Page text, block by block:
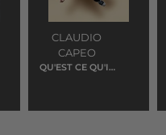
CLAUDIO
CAPEO
QU'EST CE QU'IL